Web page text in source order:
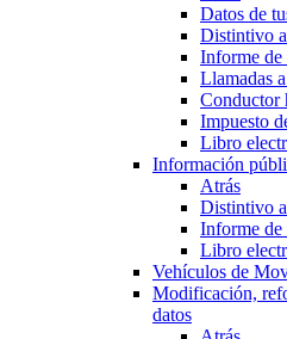
Datos de
Distintivo
Informe
Llamadas
Conductor
Impuesto
Libro
Información
Atrás
Distintivo
Informe
Libro
Vehículos de
Modificación,
datos